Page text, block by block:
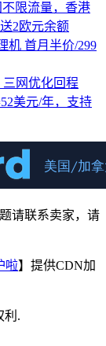
不限流量，香港
2欧元余额
机 首月半价/299
三网优化回程
美元/年，支持
请联系卖家，请
啦】提供CDN加
利.